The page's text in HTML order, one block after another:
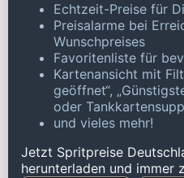
Echtzeit-Preise für
Preisalarme bei
Wunschpreises
Favoritenliste für
Kartenansicht mit
geöffnet“,
oder
und vieles mehr!
Jetzt Spritpreise
herunterladen und immer